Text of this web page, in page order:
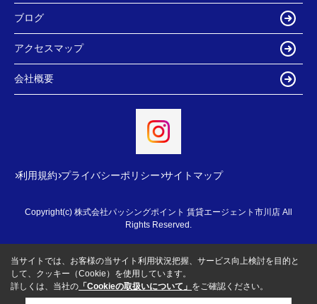
ブログ
アクセスマップ
会社概要
利用規約 プライバシーポリシー サイトマップ
Copyright(c) 株式会社パッシングポイント 賃貸エージェント市川店 All
Rights Reserved.
当サイトでは、お客様の当サイト利用状況把握、サービス向上検討を目的と
して、クッキー（Cookie）を使用しています。
詳しくは、当社の 「Cookieの取扱いについて」 をご確認ください。